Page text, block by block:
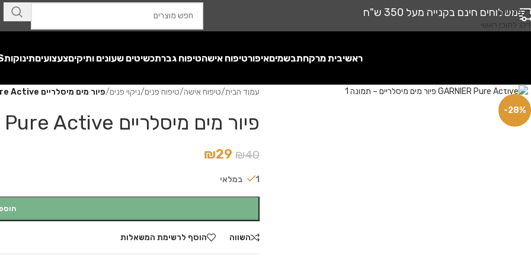
דלג לניווט
דלג לתוכן ראשי
משלוחים חינם בקנייה מעל 350 ש"ח
ראשיבית מרקחתבשמיםאיפורטיפוח אישהטיפוח גברתכשיטים שעונים ותיקיםצעצועיםתינוקות
-28%
עמוד הבית/טיפוח אישה/טיפוח פנים/ניקוי פנים/פיור מים מיסלריים GARNIER Pure Active
פיור מים מיסלריים GARNIER Pure Active
₪40
₪29
1 במלאי
השווה הוסף לרשימת המשאלות